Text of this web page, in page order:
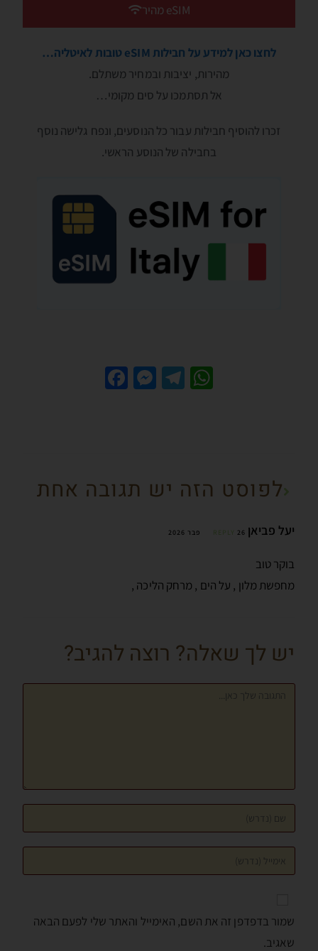
eSIM מהיר
לחצו כאן למידע על חבילות eSIM טובות לאיטליה…
מהירות, יציבות ובמחיר משתלם.
אל תסתמכו על סים מקומי…
זכרו להוסיף חבילות עבור כל הנוסעים, ונפח גלישה נוסף
בחבילה של הנוסע הראשי.
W
p
Te
M
er
k
לפוסט הזה יש תגובה אחת
יעל פביאן REPLY 26 פבר 2026
בוקר טוב
מחפשת מלון , על הים , מרחק הליכה ,
יש לך שאלה? רוצה להגיב?
שמור בדפדפן זה את השם, האימייל והאתר שלי לפעם הבאה
שאגיב.